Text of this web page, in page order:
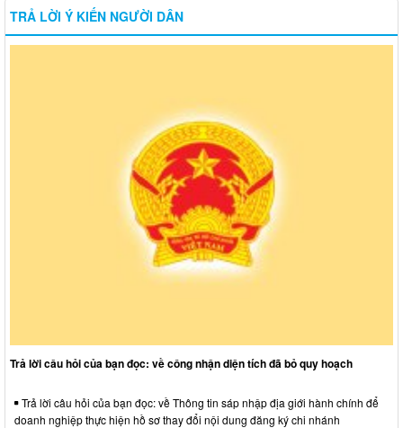
TRẢ LỜI Ý KIẾN NGƯỜI DÂN
Trả lời câu hỏi của bạn đọc: về công nhận diện tích đã bỏ quy hoạch
Trả lời câu hỏi của bạn đọc: về Thông tin sáp nhập địa giới hành chính để
doanh nghiệp thực hiện hồ sơ thay đổi nội dung đăng ký chi nhánh